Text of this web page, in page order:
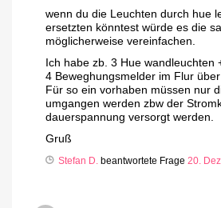
wenn du die Leuchten durch hue
ersetzten könntest würde es die
möglicherweise vereinfachen.
Ich habe zb. 3 Hue wandleuchten
4 Beweghungsmelder im Flur
Für so ein vorhaben müssen nur
umgangen werden zbw der
dauerspannung versorgt werden.
Gruß
Stefan D. beantwortete Frage 20.